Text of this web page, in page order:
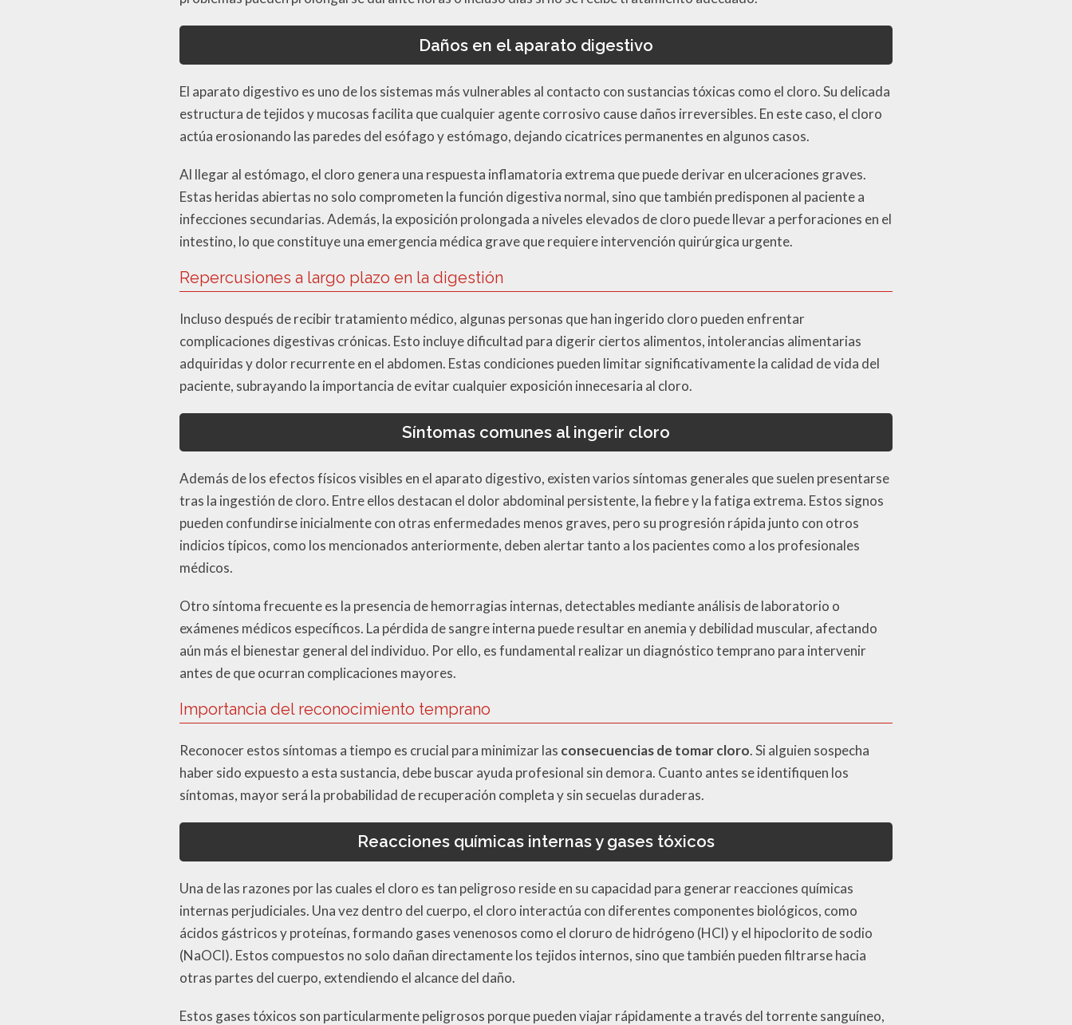
Daños en el aparato digestivo
El aparato digestivo es uno de los sistemas más vulnerables al contacto con sustancias tóxicas como el cloro. Su delicada
estructura de tejidos y mucosas facilita que cualquier agente corrosivo cause daños irreversibles. En este caso, el cloro
actúa erosionando las paredes del esófago y estómago, dejando cicatrices permanentes en algunos casos.
Al llegar al estómago, el cloro genera una respuesta inflamatoria extrema que puede derivar en ulceraciones graves.
Estas heridas abiertas no solo comprometen la función digestiva normal, sino que también predisponen al paciente a
infecciones secundarias. Además, la exposición prolongada a niveles elevados de cloro puede llevar a perforaciones en el
intestino, lo que constituye una emergencia médica grave que requiere intervención quirúrgica urgente.
Repercusiones a largo plazo en la digestión
Incluso después de recibir tratamiento médico, algunas personas que han ingerido cloro pueden enfrentar
complicaciones digestivas crónicas. Esto incluye dificultad para digerir ciertos alimentos, intolerancias alimentarias
adquiridas y dolor recurrente en el abdomen. Estas condiciones pueden limitar significativamente la calidad de vida del
paciente, subrayando la importancia de evitar cualquier exposición innecesaria al cloro.
Síntomas comunes al ingerir cloro
Además de los efectos físicos visibles en el aparato digestivo, existen varios síntomas generales que suelen presentarse
tras la ingestión de cloro. Entre ellos destacan el dolor abdominal persistente, la fiebre y la fatiga extrema. Estos signos
pueden confundirse inicialmente con otras enfermedades menos graves, pero su progresión rápida junto con otros
indicios típicos, como los mencionados anteriormente, deben alertar tanto a los pacientes como a los profesionales
médicos.
Otro síntoma frecuente es la presencia de hemorragias internas, detectables mediante análisis de laboratorio o
exámenes médicos específicos. La pérdida de sangre interna puede resultar en anemia y debilidad muscular, afectando
aún más el bienestar general del individuo. Por ello, es fundamental realizar un diagnóstico temprano para intervenir
antes de que ocurran complicaciones mayores.
Importancia del reconocimiento temprano
Reconocer estos síntomas a tiempo es crucial para minimizar las consecuencias de tomar cloro. Si alguien sospecha
haber sido expuesto a esta sustancia, debe buscar ayuda profesional sin demora. Cuanto antes se identifiquen los
síntomas, mayor será la probabilidad de recuperación completa y sin secuelas duraderas.
Reacciones químicas internas y gases tóxicos
Una de las razones por las cuales el cloro es tan peligroso reside en su capacidad para generar reacciones químicas
internas perjudiciales. Una vez dentro del cuerpo, el cloro interactúa con diferentes componentes biológicos, como
ácidos gástricos y proteínas, formando gases venenosos como el cloruro de hidrógeno (HCl) y el hipoclorito de sodio
(NaOCl). Estos compuestos no solo dañan directamente los tejidos internos, sino que también pueden filtrarse hacia
otras partes del cuerpo, extendiendo el alcance del daño.
Estos gases tóxicos son particularmente peligrosos porque pueden viajar rápidamente a través del torrente sanguíneo,